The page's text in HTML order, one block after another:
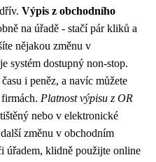
Výpis z obchodního
na úřadě - stačí pár kliků a
nějakou změnu v
systém dostupný non-stop.
i peněz, a navíc můžete
Platnost výpisu z OR
nebo v elektronické
změnu v obchodním
úřadem, klidně použijte online